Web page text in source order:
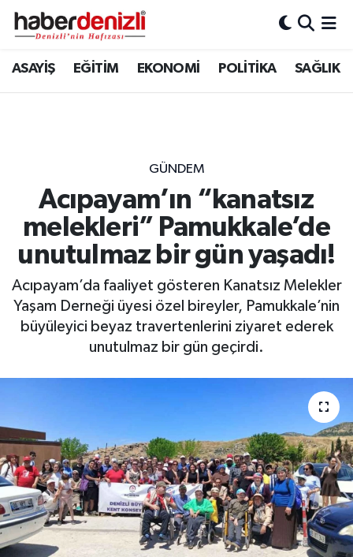
ASAYİŞ EĞİTİM EKONOMİ POLİTİKA SAĞLIK
GÜNDEM
Acıpayam’ın “kanatsız
melekleri” Pamukkale’de
unutulmaz bir gün yaşadı!
Acıpayam’da faaliyet gösteren Kanatsız Melekler
Yaşam Derneği üyesi özel bireyler, Pamukkale’nin
büyüleyici beyaz travertenlerini ziyaret ederek
unutulmaz bir gün geçirdi.
Denizli Nöbetçi Eczaneler
Tüm Manşetler
Son Dakika Haberleri
Haber Arşivi